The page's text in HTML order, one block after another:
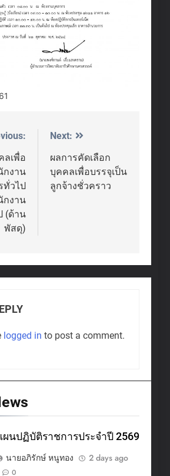
61
ลเพื่อ
กงาน
ทั่วไป
กงาน
(ด้าน
พัสดุ)
Next:
ผลการคัดเลือก
บุคคลเพื่อบรรจุเป็น
ลูกจ้างชั่วคราว
logged in to post a comment.
ผนปฏิบัติราชการประจำปี 2569
นายอภิรักษ์ หนูทอง
2 days ago
0